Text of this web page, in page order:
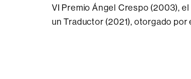
VI Premio Ángel Crespo (2003), el
un Traductor (2021), otorgado